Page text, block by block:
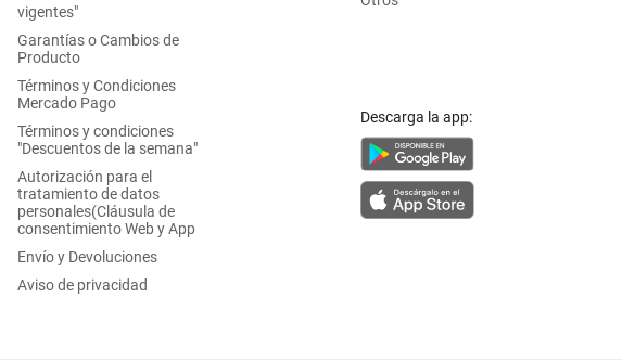
vigentes"
Garantías o Cambios de
Producto
Términos y Condiciones
Mercado Pago
Términos y condiciones
"Descuentos de la semana"
Autorización para el
tratamiento de datos
personales(Cláusula de
consentimiento Web y App
Envío y Devoluciones
Aviso de privacidad
Descarga la app: